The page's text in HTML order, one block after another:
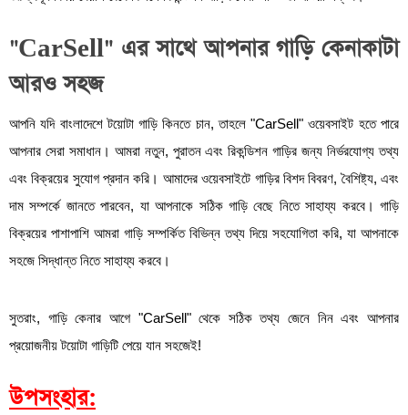
"CarSell" এর সাথে আপনার গাড়ি কেনাকাটা
আরও সহজ
আপনি যদি বাংলাদেশে টয়োটা গাড়ি কিনতে চান, তাহলে "CarSell" ওয়েবসাইট হতে পারে
আপনার সেরা সমাধান। আমরা নতুন, পুরাতন এবং রিকন্ডিশন গাড়ির জন্য নির্ভরযোগ্য তথ্য
এবং বিক্রয়ের সুযোগ প্রদান করি। আমাদের ওয়েবসাইটে গাড়ির বিশদ বিবরণ, বৈশিষ্ট্য, এবং
দাম সম্পর্কে জানতে পারবেন, যা আপনাকে সঠিক গাড়ি বেছে নিতে সাহায্য করবে। গাড়ি
বিক্রয়ের পাশাপাশি আমরা গাড়ি সম্পর্কিত বিভিন্ন তথ্য দিয়ে সহযোগিতা করি, যা আপনাকে
সহজে সিদ্ধান্ত নিতে সাহায্য করবে।
সুতরাং, গাড়ি কেনার আগে "CarSell" থেকে সঠিক তথ্য জেনে নিন এবং আপনার
প্রয়োজনীয় টয়োটা গাড়িটি পেয়ে যান সহজেই!
উপসংহার: